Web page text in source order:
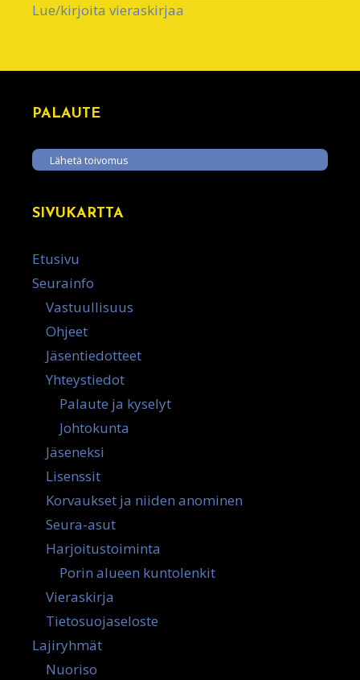
Lue/kirjoita vieraskirjaa
PALAUTE
Lähetä toivomus
SIVUKARTTA
Etusivu
Seurainfo
Vastuullisuus
Ohjeet
Jäsentiedotteet
Yhteystiedot
Palaute ja kyselyt
Johtokunta
Jäseneksi
Lisenssit
Korvaukset ja niiden anominen
Seura-asut
Harjoitustoiminta
Porin alueen kuntolenkit
Vieraskirja
Tietosuojaseloste
Lajiryhmät
Nuoriso